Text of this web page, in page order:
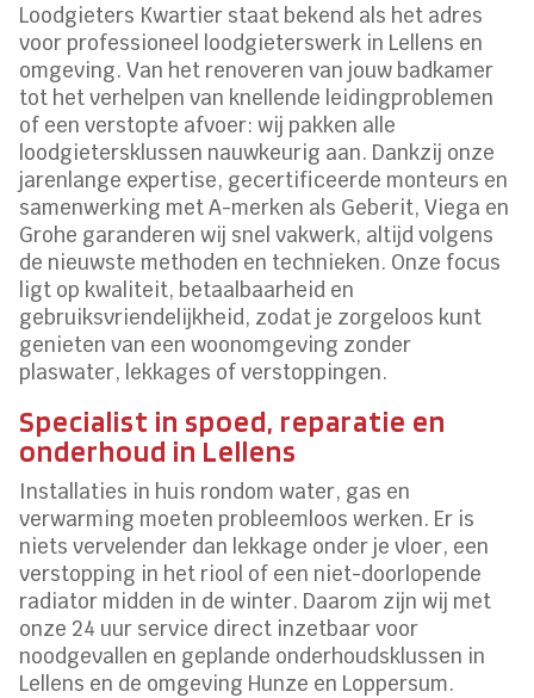
Loodgieters Kwartier staat bekend als het adres
voor professioneel loodgieterswerk in Lellens en
omgeving. Van het renoveren van jouw badkamer
tot het verhelpen van knellende leidingproblemen
of een verstopte afvoer: wij pakken alle
loodgietersklussen nauwkeurig aan. Dankzij onze
jarenlange expertise, gecertificeerde monteurs en
samenwerking met A-merken als Geberit, Viega en
Grohe garanderen wij snel vakwerk, altijd volgens
de nieuwste methoden en technieken. Onze focus
ligt op kwaliteit, betaalbaarheid en
gebruiksvriendelijkheid, zodat je zorgeloos kunt
genieten van een woonomgeving zonder
plaswater, lekkages of verstoppingen.
Specialist in spoed, reparatie en
onderhoud in Lellens
Installaties in huis rondom water, gas en
verwarming moeten probleemloos werken. Er is
niets vervelender dan lekkage onder je vloer, een
verstopping in het riool of een niet-doorlopende
radiator midden in de winter. Daarom zijn wij met
onze 24 uur service direct inzetbaar voor
noodgevallen en geplande onderhoudsklussen in
Lellens en de omgeving Hunze en Loppersum.